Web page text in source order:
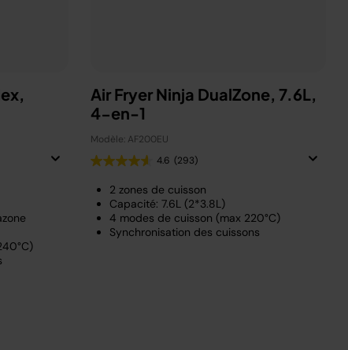
Air Fryer Ninja DualZone, 7.6L,
4-en-1
Modèle: AF200EU
4.6 (293)
2 zones de cuisson
Capacité: 7.6L (2*3.8L)
4 modes de cuisson (max 220°C)
Synchronisation des cuissons